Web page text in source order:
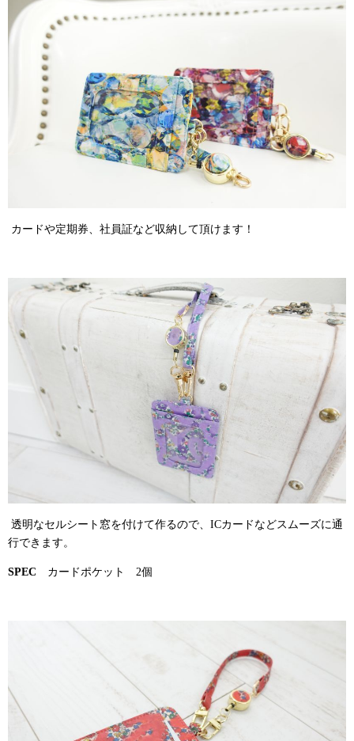
カードや定期券、社員証など収納して頂けます！
透明なセルシート窓を付けて作るので、ICカードなどスムーズに通
行できます。
SPEC カードポケット 2個